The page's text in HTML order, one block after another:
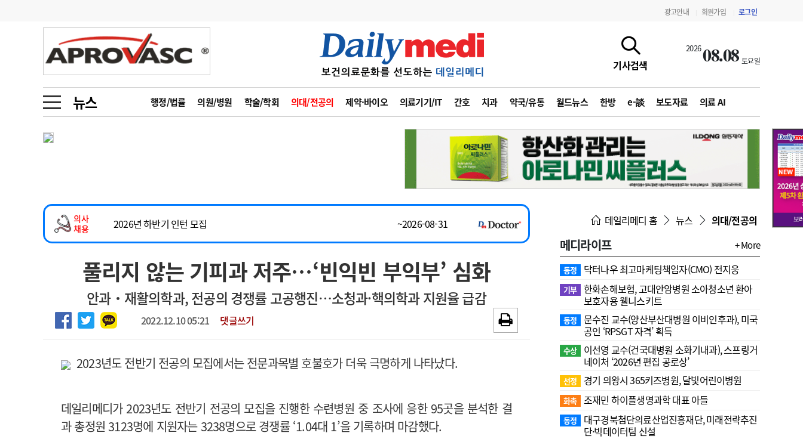
광고안내 회원가입 로그인
기사검색
202608.08 토요일
뉴스 행정/법률 의원/병원 학술/학회 의대/전공의 제약·바이오 의료기기/IT 간호 치과 약국/유통 월드뉴스 한방 e-談 보도자료 의료 AI
금주의 검색어
1
의사인력 수급 추계
6
관리급여 실시
지필공 지원책
수련환경 개선
의과대학 입시
메디인포 인사 사고
오피니언 칼럼 수첩
인물 초대석 피플
인포메이션 행정처분 정책/통계 공시 지침·기준·평가 약제급여 심사 결과
고객센터 회사소개 법적고지 광고안내
의사
채용
2026년 하반기 인턴 모집
~2026-08-31
채용시까지
2026년 하반기 인턴 모집
~2026-08-31
마취통증의학과 임기제 임상의사 채용
채용시까지
풀리지 않는 기피과 저주…‘빈익빈 부익부’ 심화
안과‧재활의학과, 전공의 경쟁률 고공행진…소청과·핵의학과 지원율 급감
2022.12.10 05:21 댓글쓰기
2023년도 전반기 전공의 모집에서는 전문과목별 호불호가 더욱 극명하게 나타났다.
데일리메디가 2023년도 전반기 전공의 모집을 진행한 수련병원 중 조사에 응한 95곳을 분석한 결
과 총정원 3123명에 지원자는 3238명으로 경쟁률 ‘1.04대 1’을 기록하며 마감했다.
데일리메디 홈 뉴스 의대/전공의
메디라이프 + More
동정 닥터나우 최고마케팅책임자(CMO) 전지웅
기부 한화손해보험, 고대안암병원 소아청소년 환아
보호자용 웰니스키트
동정
문수진 교수( 양산부산대병원 이비인후과), 미국
공인 ‘RPSGT 자격’ 획득
수상
이선영 교수(건국대병원 소화기내과), 스프링거
네이처 ‘2026년 편집 공로상’
선정 경기 의왕시 365키즈병원, 달빛어린이병원
화촉 조재민 하이플생명과학 대표 아들
동정
대구경북첨단의료산업진흥재단, 미래전략추진
단·빅데이터팀 신설